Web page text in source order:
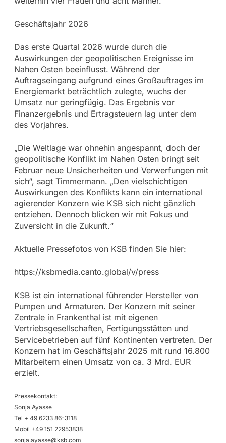
Geschäftsjahr 2026
Das erste Quartal 2026 wurde durch die
Auswirkungen der geopolitischen Ereignisse im
Nahen Osten beeinflusst. Während der
Auftragseingang aufgrund eines Großauftrages im
Energiemarkt beträchtlich zulegte, wuchs der
Umsatz nur geringfügig. Das Ergebnis vor
Finanzergebnis und Ertragsteuern lag unter dem
des Vorjahres.
„Die Weltlage war ohnehin angespannt, doch der
geopolitische Konflikt im Nahen Osten bringt seit
Februar neue Unsicherheiten und Verwerfungen mit
sich“, sagt Timmermann. „Den vielschichtigen
Auswirkungen des Konflikts kann ein international
agierender Konzern wie KSB sich nicht gänzlich
entziehen. Dennoch blicken wir mit Fokus und
Zuversicht in die Zukunft.“
Aktuelle Pressefotos von KSB finden Sie hier:
https://ksbmedia.canto.global/v/press
KSB ist ein international führender Hersteller von
Pumpen und Armaturen. Der Konzern mit seiner
Zentrale in Frankenthal ist mit eigenen
Vertriebsgesellschaften, Fertigungsstätten und
Servicebetrieben auf fünf Kontinenten vertreten. Der
Konzern hat im Geschäftsjahr 2025 mit rund 16.800
Mitarbeitern einen Umsatz von ca. 3 Mrd. EUR
erzielt.
Pressekontakt:
Sonja Ayasse
Tel + 49 6233 86-3118
Mobil +49 151 22953838
sonja.ayasse@ksb.com